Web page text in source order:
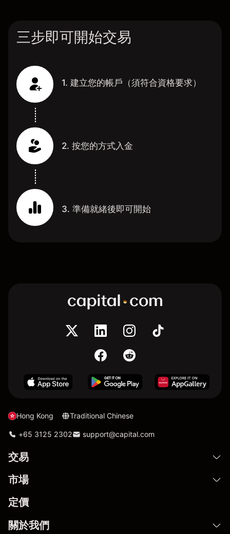
三步即可開始交易
1. 建立您的帳戶（須符合資格要求）
2. 按您的方式入金
3. 準備就緒後即可開始
Hong Kong Traditional Chinese
+65 3125 2302 support@capital.com
交易
市場
定價
關於我們